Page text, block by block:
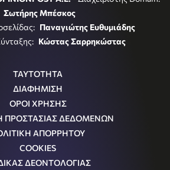
Σωτήρης Μπέσκος
Παναγιώτης Ευθυμιάδης
Κώστας Σαρρηκώστας
ΤΑΥΤΟΤΗΤΑ
ΔΙΑΦΗΜΙΣΗ
ΟΡΟΙ ΧΡΗΣΗΣ
ΠΡΟΣΤΑΣΙΑΣ ΔΕΔΟΜΕΝΩΝ
ΑΠΟΡΡΗΤΟΥ
COOKIES
ΔΕΟΝΤΟΛΟΓΙΑΣ